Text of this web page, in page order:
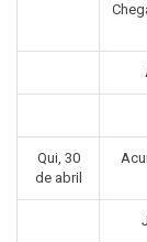
Qui, 30
de abril